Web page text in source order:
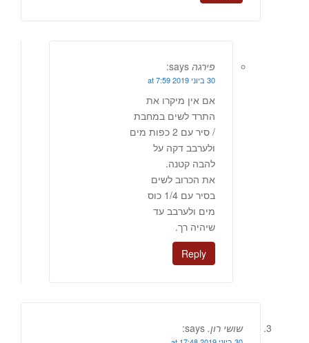
פירגה says:
30 ביוני 2019 at 7:59
אם אין מיקרו את
התרד לשים במחבת
/ סיר עם 2 כפות מים
ולערבב דקה על
להבה קטנה.
את הכרוב לשים
בסיר עם 1/4 כוס
מים ולערבב עד
שיהיה רך.
Reply
שושי רון. says: